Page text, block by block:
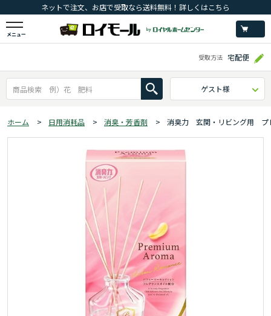
ネットで注文、お店で受取なら送料無料！詳しくはこちら
メニュー
受取方法 宅配便
ゲスト様
ホーム > 日用消耗品 > 消臭・芳香剤 > 消臭力 玄関・リビング用 プ